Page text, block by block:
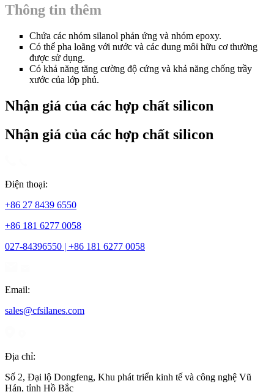
Thông tin thêm
Chứa các nhóm silanol phản ứng và nhóm epoxy.
Có thể pha loãng với nước và các dung môi hữu cơ thường
được sử dụng.
Có khả năng tăng cường độ cứng và khả năng chống trầy
xước của lớp phủ.
Nhận giá của các hợp chất silicon
Nhận giá của các hợp chất silicon
Điện thoại:
+86 27 8439 6550
+86 181 6277 0058
027-84396550 | +86 181 6277 0058
Email:
sales@cfsilanes.com
Địa chỉ:
Số 2, Đại lộ Dongfeng, Khu phát triển kinh tế và công nghệ Vũ
Hán, tỉnh Hồ Bắc